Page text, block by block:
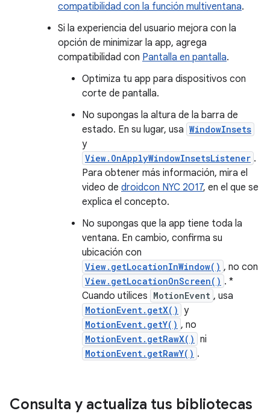
compatibilidad con la función multiventana.
Si la experiencia del usuario mejora con la
opción de minimizar la app, agrega
compatibilidad con Pantalla en pantalla.
Optimiza tu app para dispositivos con
corte de pantalla.
No supongas la altura de la barra de
estado. En su lugar, usa WindowInsets
y
View.OnApplyWindowInsetsListener .
Para obtener más información, mira el
video de droidcon NYC 2017, en el que se
explica el concepto.
No supongas que la app tiene toda la
ventana. En cambio, confirma su
ubicación con
View.getLocationInWindow() , no con
View.getLocationOnScreen() . *
Cuando utilices MotionEvent , usa
MotionEvent.getX() y
MotionEvent.getY() , no
MotionEvent.getRawX() ni
MotionEvent.getRawY() .
Consulta y actualiza tus bibliotecas